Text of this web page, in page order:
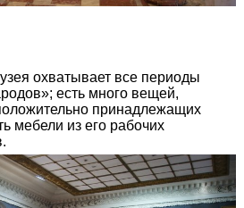
охватывает все периоды
есть много вещей,
принадлежащих
мебели из его рабочих